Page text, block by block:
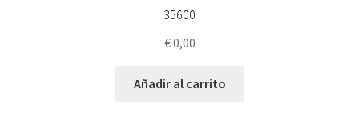
35600
€0,00
Añadir al carrito